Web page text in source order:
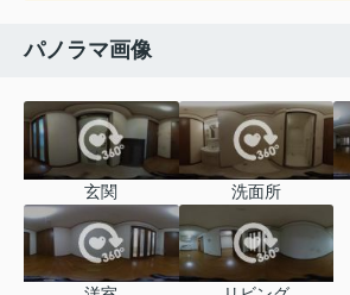
パノラマ画像
玄関 洗面所